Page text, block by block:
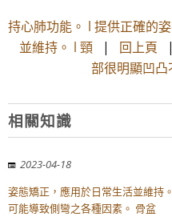
持心肺功能。 l 提供正確的
並維持。 l 頸 | 回上頁
部很明顯凹凸
相關知識
2023-04-18
姿態矯正，應用於日常生活並維持
可能導致側彎之各種因素。 骨盆